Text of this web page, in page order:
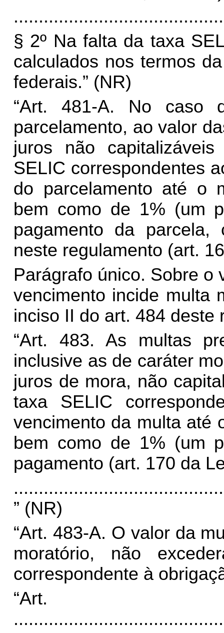
§ 2º Na falta da taxa
calculados nos termos
federais.” (NR)
“Art. 481-A. No caso
parcelamento, ao valor
juros não
SELIC correspondentes
do parcelamento até o
bem como de 1% (um
pagamento da parcela,
neste regulamento (art.
Parágrafo único. Sobre o
vencimento incide multa
inciso II do art. 484 deste
“Art. 483. As multas
inclusive as de caráter
juros de mora, não
taxa SELIC
vencimento da multa até
bem como de 1% (um
pagamento (art. 170 da
” (NR)
“Art. 483-A. O valor da
moratório, não
correspondente à